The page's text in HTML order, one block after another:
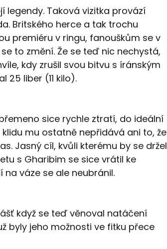
legendy. Taková vizitka provází
Britského herce a tak trochu
premiéru v ringu, fanouškům se v
to změní. Že se teď nic nechystá,
kdy zrušil svou bitvu s íránským
25 liber (11 kilo).
sice rychle ztratí, do ideální
mu ostatně nepřidává ani to, že
Jasný cíl, kvůli kterému by se držel
s Gharibim se sice vrátil ke
váze se ale neubránil.
když se teď věnoval natáčení
byly jeho možnosti ve fitku přece